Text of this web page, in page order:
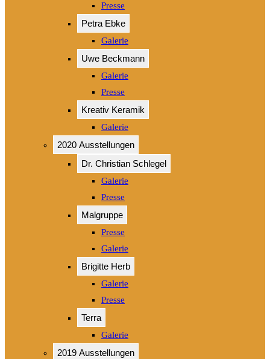
Presse
Petra Ebke
Galerie
Uwe Beckmann
Galerie
Presse
Kreativ Keramik
Galerie
2020 Ausstellungen
Dr. Christian Schlegel
Galerie
Presse
Malgruppe
Presse
Galerie
Brigitte Herb
Galerie
Presse
Terra
Galerie
2019 Ausstellungen